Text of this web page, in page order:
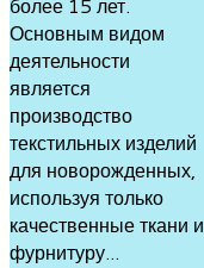
Основным видом
деятельности
является
производство
текстильных изделий
для новорожденных,
используя только
качественные ткани и
фурнитуру...